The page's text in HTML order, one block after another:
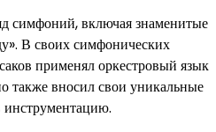
симфоний, включая знаменитые
В своих симфонических
применял оркестровый язык
также вносил свои уникальные